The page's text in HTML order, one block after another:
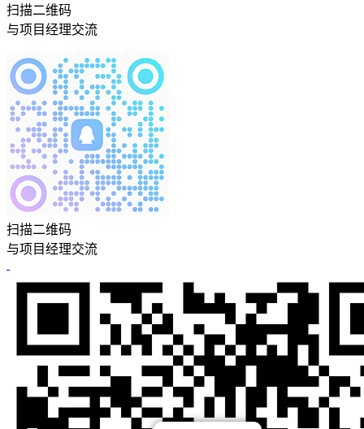
扫描二维码
与项目经理交流
扫描二维码
与项目经理交流